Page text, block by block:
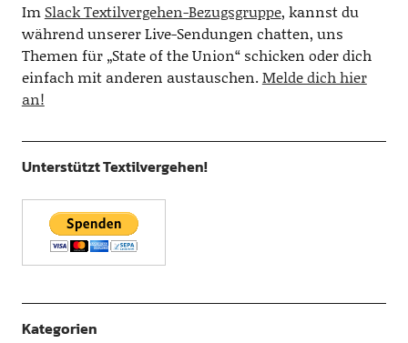
Im Slack Textilvergehen-Bezugsgruppe, kannst du
während unserer Live-Sendungen chatten, uns
Themen für „State of the Union“ schicken oder dich
einfach mit anderen austauschen.Melde dich hier
an!
Unterstützt Textilvergehen!
Kategorien